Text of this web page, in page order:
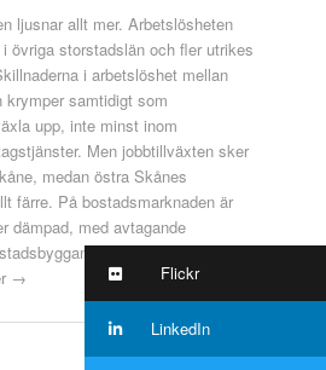
ljusnar allt mer. Arbetslösheten
övriga storstadslän och fler utrikes
i arbetslöshet mellan
krymper samtidigt som
upp, inte minst inom
Men jobbtillväxten sker
medan östra Skånes
färre. På bostadsmarknaden är
dämpad, med avtagande
som inte riktigt tagit fart
→ Flickr
LinkedIn